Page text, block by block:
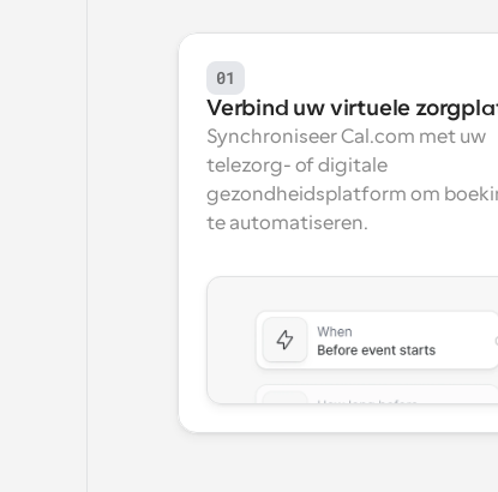
01
Verbind uw virtuele
Synchroniseer Cal.com met uw
telezorg- of digitale
gezondheidsplatform om
te automatiseren.